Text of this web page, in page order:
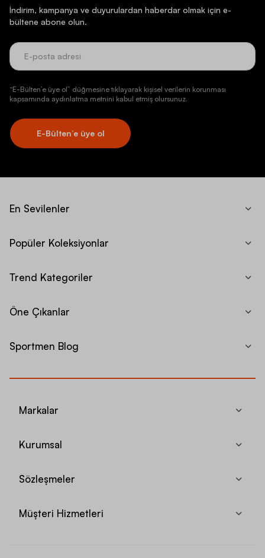
İndirim, kampanya ve duyurulardan haberdar olmak için e-
bültene abone olun.
“E-Bülten’e üye ol” düğmesine tıklayarak kişisel verilerin korunması
kapsamında aydınlatma metnini kabul etmiş olursunuz.
E-Bülten’e üye ol
En Sevilenler
Popüler Koleksiyonlar
Trend Kategoriler
Öne Çıkanlar
Sportmen Blog
Markalar
Kurumsal
Sözleşmeler
Müşteri Hizmetleri